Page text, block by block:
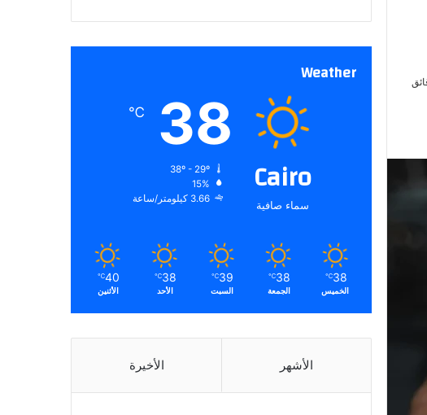
Weather
Cairo
سماء صافية
38
℃
15%
3.66 كيلومتر/ساعة
38
℃
الخميس
38
℃
الجمعة
39
℃
السبت
38
℃
الأحد
40
℃
الأثنين
الأشهر الأخيرة